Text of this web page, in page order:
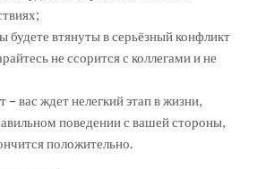
будете втянуты в серьёзный конфликт
не ссорится с коллегами и не
– вас ждет нелегкий этап в жизни,
поведении с вашей стороны,
положительно.